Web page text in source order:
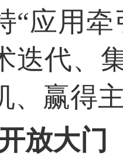
“应用
迭代、
、赢得
放大